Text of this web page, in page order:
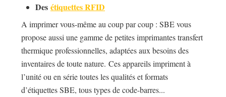
Des étiquettes RFID
A imprimer vous-même au coup par coup : SBE vous
propose aussi une gamme de petites imprimantes transfert
thermique professionnelles, adaptées aux besoins des
inventaires de toute nature. Ces appareils impriment à
l’unité ou en série toutes les qualités et formats
d’étiquettes SBE, tous types de code-barres...